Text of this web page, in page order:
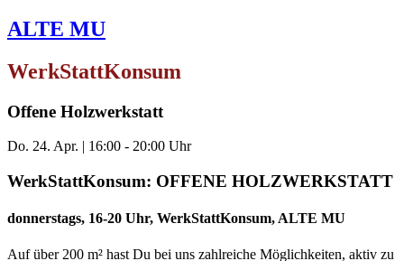
ALTE MU
WerkStattKonsum
Offene Holzwerkstatt
Do. 24. Apr. | 16:00 - 20:00 Uhr
WerkStattKonsum: OFFENE HOLZWERKSTATT
donnerstags, 16-20 Uhr, WerkStattKonsum, ALTE MU
Auf über 200 m² hast Du bei uns zahlreiche Möglichkeiten, aktiv zu